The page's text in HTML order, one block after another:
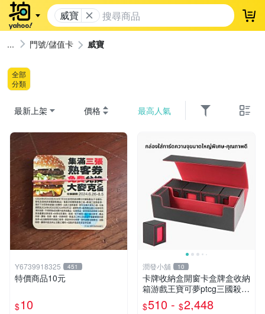
威寶 登
門號/儲值卡 威寶
全部
分類
最新上架 價格 最高人氣
Y6739918325 451
特價商品10元
$10
潤發小舖 10
卡牌收納盒開窗卡盒牌盒收納
箱游戲王寶可夢ptcg三國殺海
賊王dtcg
$510 - $2,448